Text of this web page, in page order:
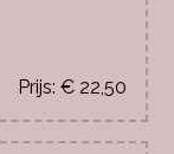
€ 22,50